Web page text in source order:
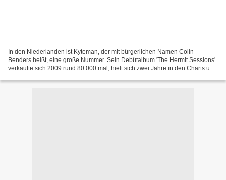
In den Niederlanden ist Kyteman, der mit bürgerlichen Namen Colin
Benders heißt, eine große Nummer. Sein Debütalbum 'The Hermit Sessions'
verkaufte sich 2009 rund 80.000 mal, hielt sich zwei Jahre in den Charts und